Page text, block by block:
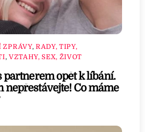
ZPRÁVY, RADY, TIPY,
, VZTAHY, SEX, ŽIVOT
partnerem opět k líbání.
nepřestávejte! Co máme